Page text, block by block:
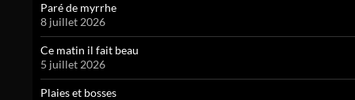
Paré de myrrhe
8 juillet 2026
Ce matin il fait beau
5 juillet 2026
Plaies et bosses